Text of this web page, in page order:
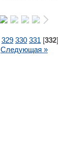
329 330 331 [332]
Следующая »